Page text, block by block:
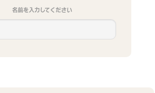
名前を入力してください